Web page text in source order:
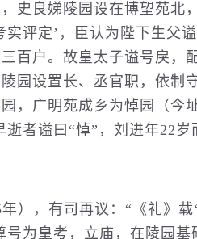
史良娣陵园设在博望苑北
实评定’，臣认为陛下生父
百户。故皇太子谥号戾，
园设置长、丞官职，依制
，广明苑成乡为悼园（今
逝者谥曰“悼”，刘进年22
），有司再议：“《礼》
号为皇考，立庙，在陵园